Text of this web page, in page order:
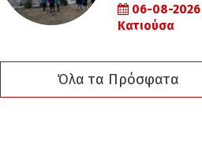
06-08-2026 |
Κατιούσα
Όλα τα Πρόσφατα